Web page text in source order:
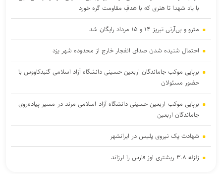
با یاد شهدا تا هنری که با هدفِ مقاومت گره خورد
مترو و بی‌آرتی تبریز ۱۴ و ۱۵ مرداد رایگان شد
احتمال شنیده شدن صدای انفجار خارج از محدوده شهر یزد
برپایی موکب جاماندگان اربعین حسینی دانشگاه آزاد اسلامی گنبدکاووس با
حضور مسئولان
برپایی موکب اربعین حسینی دانشگاه آزاد اسلامی مرند در مسیر پیاده‌روی
جاماندگان اربعین
شهادت یک نیروی پلیس در ایرانشهر
زلزله ۳.۸ ریشتری اوز فارس را لرزاند